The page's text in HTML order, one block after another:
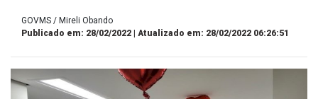
GOVMS / Mireli Obando
Publicado em: 28/02/2022 | Atualizado em: 28/02/2022 06:26:51